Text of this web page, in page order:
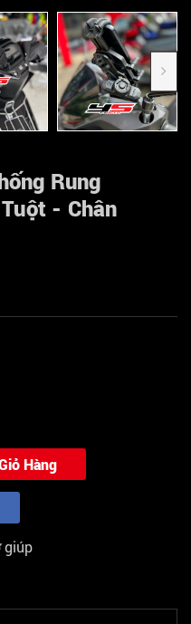
Rung
- Chân
Hàng
giúp